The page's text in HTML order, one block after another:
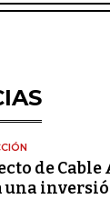
de Cable